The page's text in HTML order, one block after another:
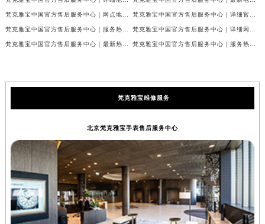
梵克雅宝中国官方售后服务中心｜网点地址及24小时热线权威信息公示（2026年7月最新） 梵克雅宝中国官方售后服务中心｜详细官方热线及维修地址权威信息公示（2026年7月最新）
梵克雅宝中国官方售后服务中心｜服务热线及全部维修详细地址权威信息公示（2026年7月最新） 梵克雅宝中国官方售后服务中心｜详细网点地址与售后服务电话权威信息公示（2026年7月最新）
梵克雅宝中国官方售后服务中心｜最新热线和全部网点地址权威信息公示（2026年7月最新） 梵克雅宝中国官方售后服务中心｜服务热线与详细地址权威信息公示（2026年7月最新）
梵克雅宝维修服务
北京梵克雅宝手表售后服务中心